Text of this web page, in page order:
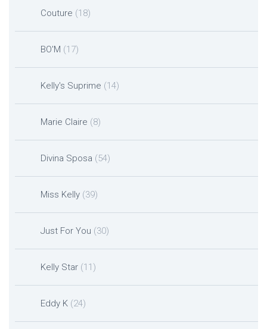
Couture (18)
BO'M (17)
Kelly's Suprime (14)
Marie Claire (8)
Divina Sposa (54)
Miss Kelly (39)
Just For You (30)
Kelly Star (11)
Eddy K (24)